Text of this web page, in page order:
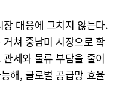
대응에 그치지 않는다.
쳐 중남미 시장으로 확
세와 물류 부담을 줄이
해, 글로벌 공급망 효율